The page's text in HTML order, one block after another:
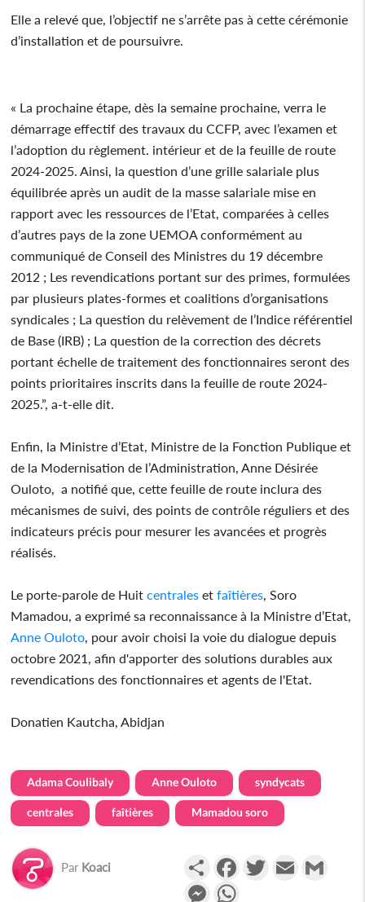
Elle a relevé que, l’objectif ne s’arrête pas à cette cérémonie
d’installation et de poursuivre.
« La prochaine étape, dès la semaine prochaine, verra le
démarrage effectif des travaux du CCFP, avec l’examen et
l’adoption du règlement. intérieur et de la feuille de route
2024-2025. Ainsi, la question d’une grille salariale plus
équilibrée après un audit de la masse salariale mise en
rapport avec les ressources de l’Etat, comparées à celles
d’autres pays de la zone UEMOA conformément au
communiqué de Conseil des Ministres du 19 décembre
2012 ; Les revendications portant sur des primes, formulées
par plusieurs plates-formes et coalitions d’organisations
syndicales ; La question du relèvement de l’Indice référentiel
de Base (IRB) ; La question de la correction des décrets
portant échelle de traitement des fonctionnaires seront des
points prioritaires inscrits dans la feuille de route 2024-
2025.”, a-t-elle dit.
Enfin, la Ministre d’Etat, Ministre de la Fonction Publique et
de la Modernisation de l’Administration, Anne Désirée
Ouloto, a notifié que, cette feuille de route inclura des
mécanismes de suivi, des points de contrôle réguliers et des
indicateurs précis pour mesurer les avancées et progrès
réalisés.
Le porte-parole de Huitcentrales etfaîtières , Soro
Mamadou, a exprimé sa reconnaissance à la Ministre d’Etat,
Anne Ouloto , pour avoir choisi la voie du dialogue depuis
octobre 2021, afin d'apporter des solutions durables aux
revendications des fonctionnaires et agents de l'Etat.
Donatien Kautcha, Abidjan
Adama Coulibaly Anne Ouloto syndycats
centrales faîtières Mamadou soro
Par Koaci PartagerFacebookTwitterEmail
Messenger